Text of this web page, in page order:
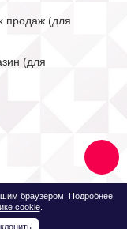
продаж (для
(для
браузером. Подробнее
cookie.
с 1С-Битрикс